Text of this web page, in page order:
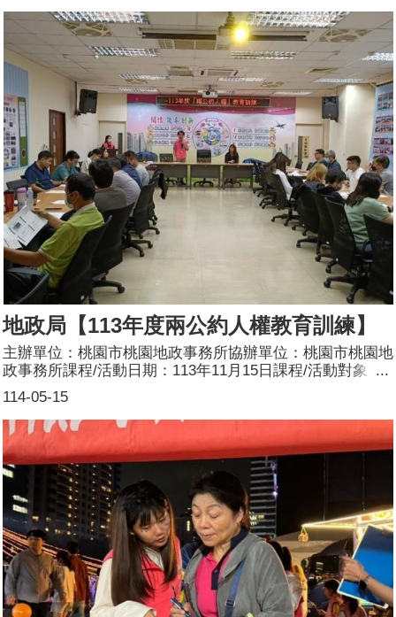
導，傳遞地政業務及性別平權相關知識。方式：1.透過問卷
填寫拿好禮的宣導方式，於活動現場發放各項宣導文宣，加
強民眾對於男女性別平等之觀念及地政業務推廣。2.於活動
現場發放各項宣導文宣，加強民眾對於男女性別平等之觀
念，同時現場提供民眾諮詢。活動結束後，彙整問卷並分
析，作為本所未來改進各項便民服務措施之參考。參加人
數：165人(男66人、女99人)
地政局【113年度兩公約人權教育訓練】
114-05-15
主辦單位：桃園市桃園地政事務所協辦單位：桃園市桃園地
政事務所課程/活動日期：113年11月15日課程/活動對象：
一般民眾辦理形式：授課課程/活動簡介：目標：「公民與
政治權利國際公約」及「經濟社會文化權利國際公約」（合
稱兩公約）乃最重要之國際人權法典，亦是國際上人權保障
體系不可或缺之一環，其內容係闡明人類之基本人權，並敦
促各國積極落實，期使人人於公民政治與經濟社會文化權利
上享有自由及保障，冀藉此教育訓練，使同仁了解兩公約人
權之重要性。方式：敬邀請臺灣桃園地方檢察署檢察官王俊
蓉於本所202會議室授課，該講師經歷過訴訟、緝毒等多面
向業務，其授課經驗豐富，深受各界肯定。另為達資源共
享，本次參訓人員開放地政局及本市其他地政事務所參與。
參加人數：36人(男18人、女18人)